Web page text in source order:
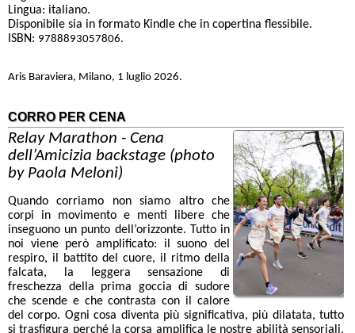
Lingua: italiano.
Disponibile sia in formato Kindle che in copertina flessibile.
ISBN: 9788893057806.
Aris Baraviera, Milano, 1 luglio 2026.
CORRO PER CENA
Relay Marathon - Cena
dell’Amicizia backstage (photo
by Paola Meloni)
Quando corriamo non siamo altro che
corpi in movimento e menti libere che
inseguono un punto dell’orizzonte. Tutto in
noi viene però amplificato: il suono del
respiro, il battito del cuore, il ritmo della
falcata, la leggera sensazione di
freschezza della prima goccia di sudore
che scende e che contrasta con il calore
del corpo. Ogni cosa diventa più significativa, più dilatata, tutto
si trasfigura perché la corsa amplifica le nostre abilità sensoriali,